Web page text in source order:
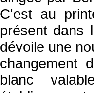
C'est au
présent dans
dévoile une
changement
blanc